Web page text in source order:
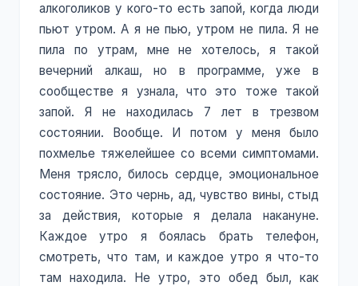
алкоголиков у кого-то есть запой, когда люди
пьют утром. А я не пью, утром не пила. Я не
пила по утрам, мне не хотелось, я такой
вечерний алкаш, но в программе, уже в
сообществе я узнала, что это тоже такой
запой. Я не находилась 7 лет в трезвом
состоянии. Вообще. И потом у меня было
похмелье тяжелейшее со всеми симптомами.
Меня трясло, билось сердце, эмоциональное
состояние. Это чернь, ад, чувство вины, стыд
за действия, которые я делала накануне.
Каждое утро я боялась брать телефон,
смотреть, что там, и каждое утро я что-то
там находила. Не утро, это обед был, как